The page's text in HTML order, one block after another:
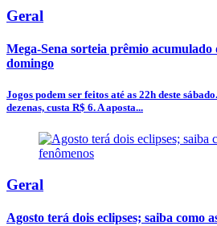
Geral
Mega-Sena sorteia prêmio acumulado
domingo
Jogos podem ser feitos até as 22h deste
dezenas, custa R$ 6. A aposta...
Geral
Agosto terá dois eclipses; saiba como